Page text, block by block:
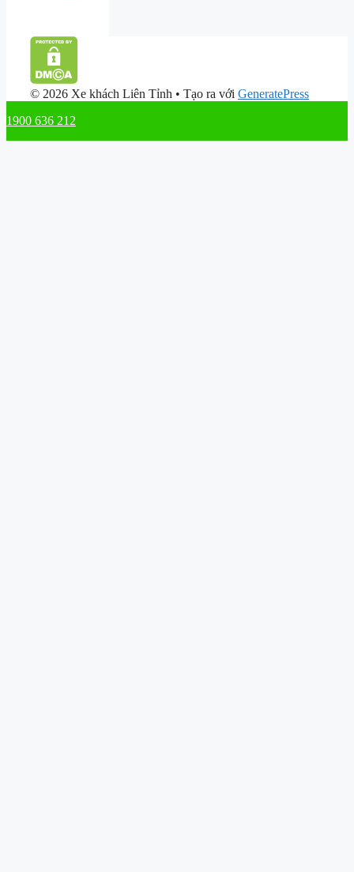
© 2026 Xe khách Liên Tỉnh • Tạo ra với GeneratePress
1900 636 212